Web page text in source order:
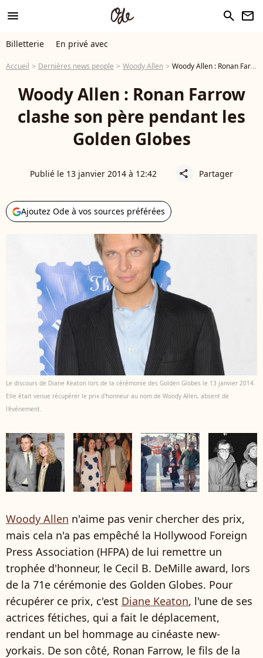
menu search newsletter
Billetterie En privé avec
Accueil Dernières news people Woody Allen Woody Allen : Ronan Farrow clashe son père pendant les Golden Globes
Woody Allen : Ronan Farrow
clashe son père pendant les
Golden Globes
Publié le 13 janvier 2014 à 12:42 share Partager
Ajoutez Ode à vos sources préférées
Le discours de Diane Keaton lors de la cérémonie des Golden Globes le 13 janvier 2014.
Elle était venue récupérer le prix d'honneur au nom de Woody Allen, absent de
l'événement.
Woody Allen n'aime pas venir chercher des prix,
mais cela n'a pas empêché la Hollywood Foreign
Press Association (HFPA) de lui remettre un
trophée d'honneur, le Cecil B. DeMille award, lors
de la 71e cérémonie des Golden Globes. Pour
récupérer ce prix, c'est Diane Keaton, l'une de ses
actrices fétiches, qui a fait le déplacement,
rendant un bel hommage au cinéaste new-
yorkais. De son côté, Ronan Farrow, le fils de la